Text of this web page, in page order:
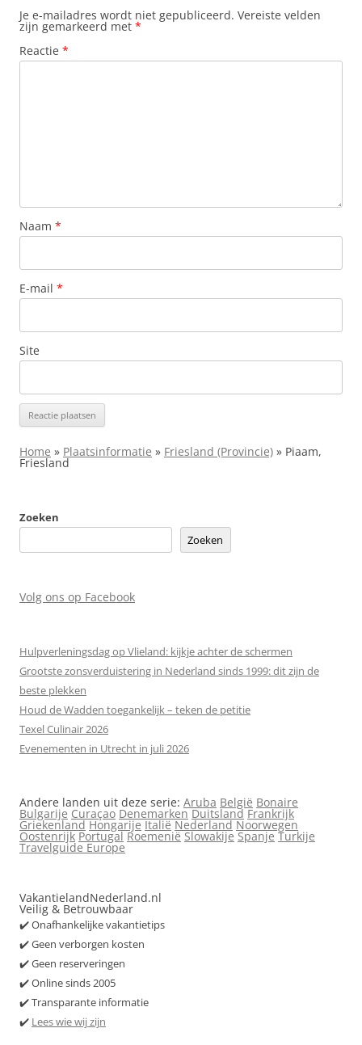
Je e-mailadres wordt niet gepubliceerd. Vereiste velden
zijn gemarkeerd met *
Reactie *
Naam *
E-mail *
Site
Home » Plaatsinformatie » Friesland (Provincie) » Piaam,
Friesland
Zoeken
Zoeken
Volg ons op Facebook
Hulpverleningsdag op Vlieland: kijkje achter de schermen
Grootste zonsverduistering in Nederland sinds 1999: dit zijn de
beste plekken
Houd de Wadden toegankelijk – teken de petitie
Texel Culinair 2026
Evenementen in Utrecht in juli 2026
Andere landen uit deze serie: Aruba België Bonaire
Bulgarije Curaçao Denemarken Duitsland Frankrijk
Griekenland Hongarije Italië Nederland Noorwegen
Oostenrijk Portugal Roemenië Slowakije Spanje Turkije
Travelguide Europe
VakantielandNederland.nl
Veilig & Betrouwbaar
✔️ Onafhankelijke vakantietips
✔️ Geen verborgen kosten
✔️ Geen reserveringen
✔️ Online sinds 2005
✔️ Transparante informatie
✔️ Lees wie wij zijn